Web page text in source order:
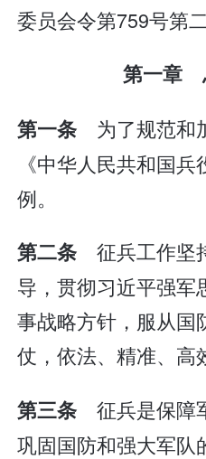
委员会令第759号第
第一
第一条 为了规范和
《中华人民共和国
例。
第二条 征兵工作坚
导，贯彻习近平强军
事战略方针，服从国
仗，依法、精准、高
第三条 征兵是保障
巩固国防和强大军队